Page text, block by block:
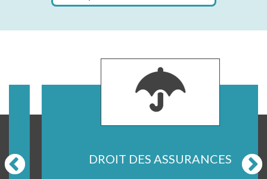
DROIT DES ASSURANCES